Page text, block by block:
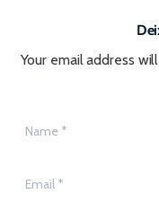
Your email address
Name
Email